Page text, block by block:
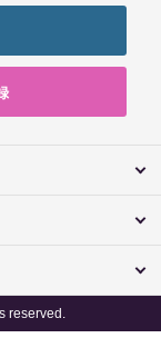
reserved.